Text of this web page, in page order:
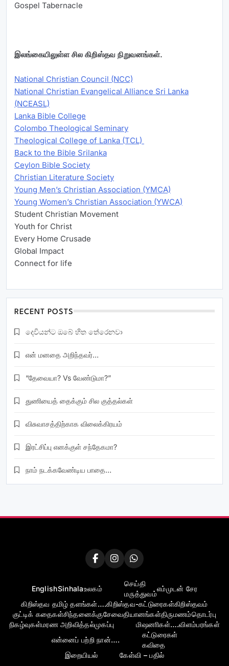
Gospel Tabernacle
இலங்கையிலுள்ள சில கிறிஸ்தவ நிறுவனங்கள்.
National Christian Council (NCC)
National Christian Evangelical Alliance Sri Lanka
(NCEASL)
Lanka Bible College
Colombo Theological Seminary
Theological College of Lanka (TCL)
Back to the Bible Srilanka
Ceylon Bible Society
Christian Literature Society
Young Men’s Christian Association (YMCA)
Young Women’s Christian Association (YWCA)
Student Christian Movement
Youth for Christ
Every Home Crusade
Global Impact
Connect for life
RECENT POSTS
දෙවියන්ට ඔබේ හිත තේරෙනවා
என் மனதை அறிந்தவர்…
“தேவையா? Vs வேண்டுமா?”
துணியைத் தைக்கும் சில குத்தல்கள்
விசுவாசத்திற்காக விலைக்கிரயம்
இரட்சிப்பு எனக்குள் சந்தேகமா?
நாம் நடக்கவேண்டிய பாதை…
EnglishSinhalaஉலகம்
செய்தி
மருத்துவம்
எம்முடன் சேர
கிறிஸ்தவ தமிழ் தளங்கள்….கிறிஸ்தவ-கட்டுரைகள்கிறிஸ்தவம்
குட்டிக் கதைகள்சிந்தனைக்குசேவைதியானங்கள்திருமணம்தொடர்பு
நிகழ்வுகள்மரண அறிவித்தல்முகப்பு மிஷனாிகள்….விளம்பரங்கள்
என்னைப் பற்றி நான்….
கட்டுரைகள்
கவிதை
இறையியல்
கேள்வி – பதில்